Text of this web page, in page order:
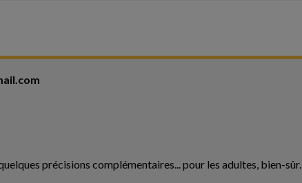
précisions complémentaires... pour les adultes, bien-sûr.